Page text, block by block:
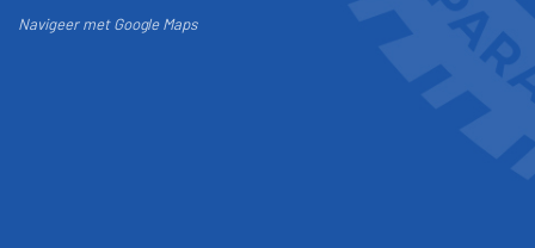
Navigeer met Google Maps